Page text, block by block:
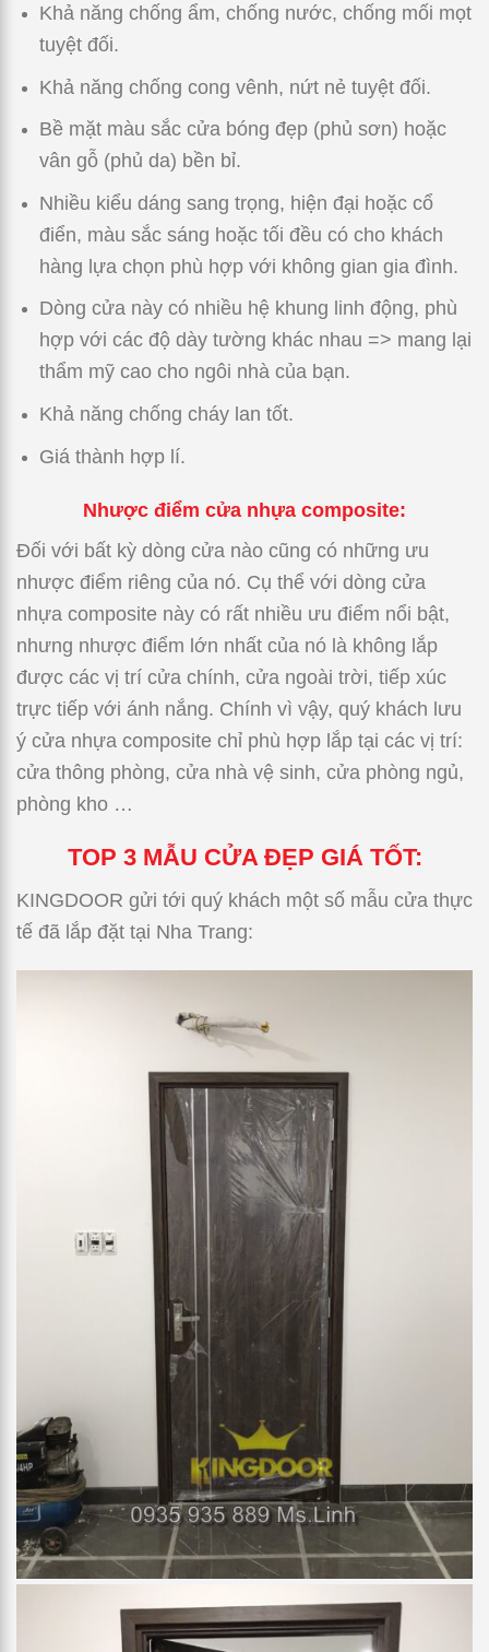
Khả năng chống ẩm, chống nước, chống mối mọt
tuyệt đối.
Khả năng chống cong vênh, nứt nẻ tuyệt đối.
Bề mặt màu sắc cửa bóng đẹp (phủ sơn) hoặc
vân gỗ (phủ da) bền bỉ.
Nhiều kiểu dáng sang trọng, hiện đại hoặc cổ
điển, màu sắc sáng hoặc tối đều có cho khách
hàng lựa chọn phù hợp với không gian gia đình.
Dòng cửa này có nhiều hệ khung linh động, phù
hợp với các độ dày tường khác nhau => mang lại
thẩm mỹ cao cho ngôi nhà của bạn.
Khả năng chống cháy lan tốt.
Giá thành hợp lí.
Nhược điểm cửa nhựa composite:
Đối với bất kỳ dòng cửa nào cũng có những ưu
nhược điểm riêng của nó. Cụ thể với dòng cửa
nhựa composite này có rất nhiều ưu điểm nổi bật,
nhưng nhược điểm lớn nhất của nó là không lắp
được các vị trí cửa chính, cửa ngoài trời, tiếp xúc
trực tiếp với ánh nắng. Chính vì vậy, quý khách lưu
ý cửa nhựa composite chỉ phù hợp lắp tại các vị trí:
cửa thông phòng, cửa nhà vệ sinh, cửa phòng ngủ,
phòng kho …
TOP 3 MẪU CỬA ĐẸP GIÁ TỐT:
KINGDOOR gửi tới quý khách một số mẫu cửa thực
tế đã lắp đặt tại Nha Trang: